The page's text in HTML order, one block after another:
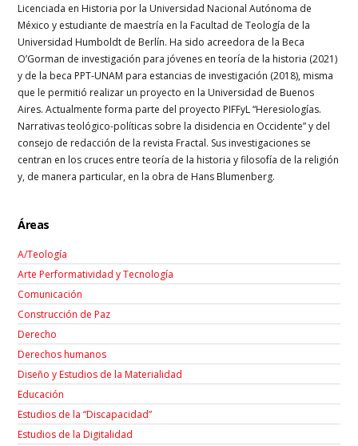
Licenciada en Historia por la Universidad Nacional Autónoma de
México y estudiante de maestría en la Facultad de Teología de la
Universidad Humboldt de Berlín. Ha sido acreedora de la Beca
O’Gorman de investigación para jóvenes en teoría de la historia (2021)
y de la beca PPT-UNAM para estancias de investigación (2018), misma
que le permitió realizar un proyecto en la Universidad de Buenos
Aires. Actualmente forma parte del proyecto PIFFyL “Heresiologías.
Narrativas teológico-políticas sobre la disidencia en Occidente” y del
consejo de redacción de la revista Fractal. Sus investigaciones se
centran en los cruces entre teoría de la historia y filosofía de la religión
y, de manera particular, en la obra de Hans Blumenberg.
Áreas
A/Teología
Arte Performatividad y Tecnología
Comunicación
Construcción de Paz
Derecho
Derechos humanos
Diseño y Estudios de la Materialidad
Educación
Estudios de la “Discapacidad”
Estudios de la Digitalidad